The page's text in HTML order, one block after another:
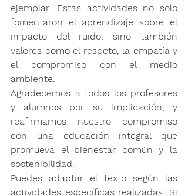
ejemplar. Estas actividades no solo
fomentaron el aprendizaje sobre el
impacto del ruido, sino también
valores como el respeto, la empatía y
el compromiso con el medio
ambiente.
Agradecemos a todos los profesores
y alumnos por su implicación, y
reafirmamos nuestro compromiso
con una educación integral que
promueva el bienestar común y la
sostenibilidad.
Puedes adaptar el texto según las
actividades específicas realizadas. Si